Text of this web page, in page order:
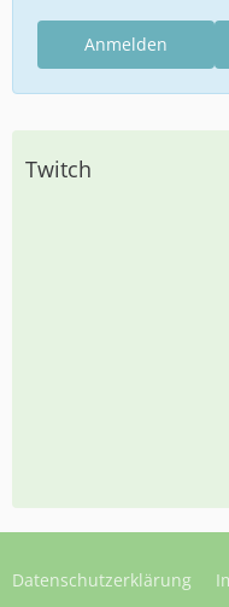
Anmelden
Twitch
Datenschutzerklärung